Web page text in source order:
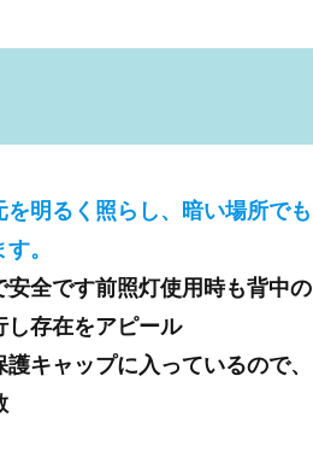
明るく照らし、暗い場所でも
。
安全です前照灯使用時も背中の
存在をアピール
キャップに入っているので、